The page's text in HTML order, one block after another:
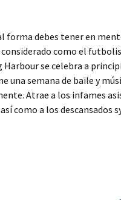
forma debes tener en
como el
Harbour se celebra a
una semana de baile y
Atrae a los infames
así como a los descansados